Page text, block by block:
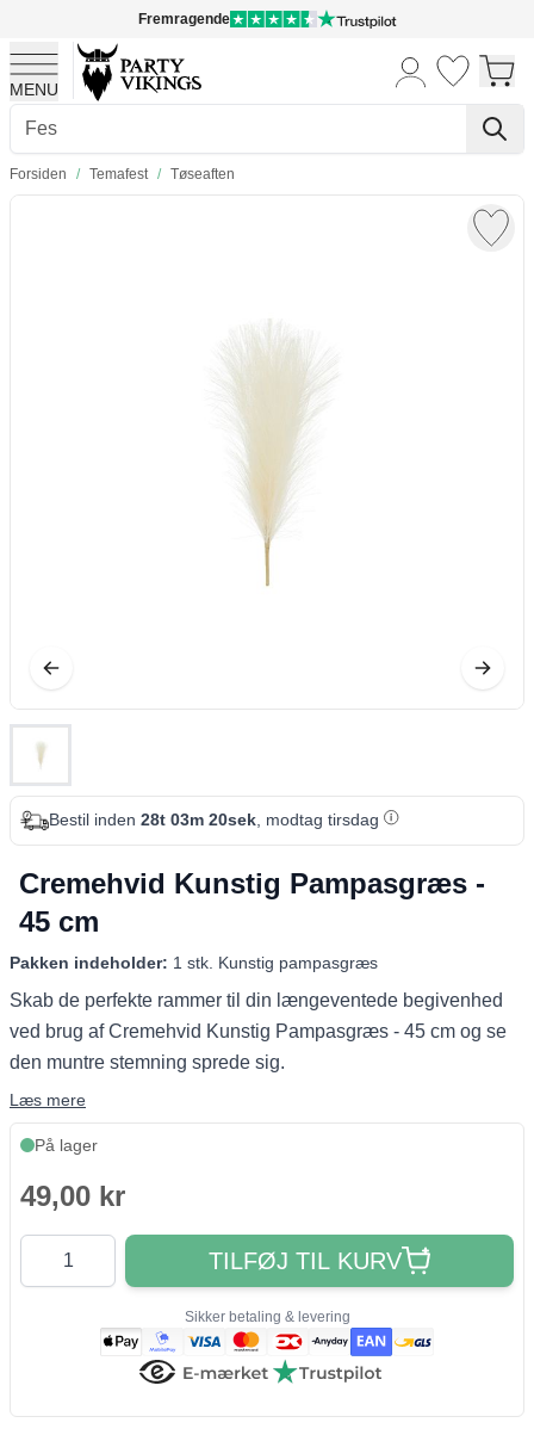
Fremragende
MENU
Skip to Content
Forsiden / Temafest / Tøseaften
Bestil inden 28t 03m 19sek, modtag tirsdag
Cremehvid Kunstig Pampasgræs -
45 cm
Pakken indeholder: 1 stk. Kunstig pampasgræs
Skab de perfekte rammer til din længeventede begivenhed
ved brug af Cremehvid Kunstig Pampasgræs - 45 cm og se
den muntre stemning sprede sig.
Læs mere
På lager
49,00 kr
Antal
TILFØJ TIL KURV
Sikker betaling & levering